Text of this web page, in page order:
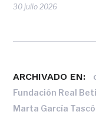
30 julio 2026
ARCHIVADO EN:
Fundación Real
Marta García